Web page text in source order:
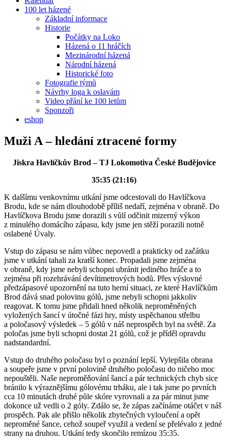
100 let házené
Základní informace
Historie
Počátky na Loko
Házená o 11 hráčích
Mezinárodní házená
Národní házená
Historické foto
Fotografie týmů
Návrhy loga k oslavám
Video přání ke 100 letům
Sponzoři
eshop
Muži A – hledání ztracené formy
Jiskra Havlíčkův Brod – TJ Lokomotiva České Budějovice
35:35 (21:16)
K dalšímu venkovnímu utkání jsme odcestovali do Havlíčkova
Brodu, kde se nám dlouhodobě příliš nedaří, zejména v obraně. Do
Havlíčkova Brodu jsme dorazili s vůlí odčinit mizerný výkon
z minulého domácího zápasu, kdy jsme jen stěží porazili notně
oslabené Úvaly.
Vstup do zápasu se nám vůbec nepovedl a prakticky od začátku
jsme v utkání tahali za kratší konec. Propadali jsme zejména
v obraně, kdy jsme nebyli schopni ubránit jediného hráče a to
zejména při rozehrávání devítimetrových hodů. Přes výslovné
předzápasové upozornění na tuto herní situaci, ze které Havlíčkům
Brod dává snad polovinu gólů, jsme nebyli schopni jakkoliv
reagovat. K tomu jsme přidali hned několik neproměněných
vyložených šancí v útočné fázi hry, místy uspěchanou střelbu
a poločasový výsledek – 5 gólů v náš neprospěch byl na světě. Za
poločas jsme byli schopni dostat 21 gólů, což je příděl opravdu
nadstandardní.
Vstup do druhého poločasu byl o poznání lepší. Vylepšila obrana
a soupeře jsme v první polovině druhého poločasu do ničeho moc
nepouštěli. Naše neproměňování šancí a pár technických chyb sice
bránilo k výraznějšímu gólovému trháku, ale i tak jsme po prvních
cca 10 minutách druhé půle skóre vyrovnali a za pár minut jsme
dokonce už vedli o 2 góly. Zdálo se, že zápas začínáme otáčet v náš
prospěch. Pak ale přišlo několik zbytečných vyloučení a opět
neproměné šance, cehož soupeř využil a vedení se přelévalo z jedné
strany na druhou. Utkání tedy skončilo remízou 35:35.